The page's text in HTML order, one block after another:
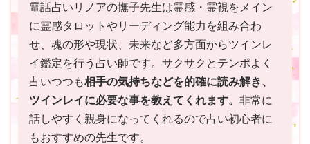
電話占いリノアの撫子先生は霊感・霊視をメイン
に霊感タロットやリーディング能力を組み合わ
せ、魂の形や現状、未来など多方面からツインレ
イ鑑定を行う占い師です。サクサクとテンポよく
占いつつも相手の気持ちなどを的確に読み解き、
ツインレイに必要な事を教えてくれます。 非常に
話しやすく親身になってくれるので占い初心者に
もおすすめの先生です。